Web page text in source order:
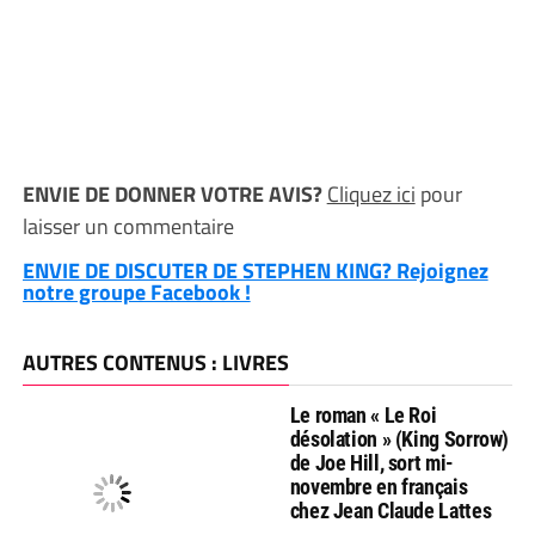
ENVIE DE DONNER VOTRE AVIS?Cliquez ici pour
laisser un commentaire
ENVIE DE DISCUTER DE STEPHEN KING? Rejoignez
notre groupe Facebook !
AUTRES CONTENUS : LIVRES
Le roman « Le Roi
désolation » (King Sorrow)
de Joe Hill, sort mi-
novembre en français
chez Jean Claude Lattes